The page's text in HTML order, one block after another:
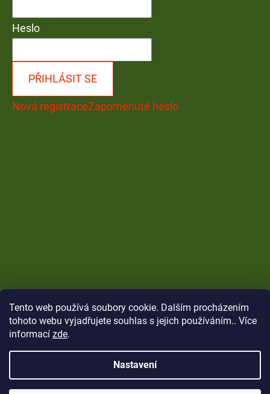
Tento web používá soubory cookie. Dalším procházením
tohoto webu vyjadřujete souhlas s jejich používáním.. Více
informací zde.
Nastavení
Heslo
PŘIHLÁSIT SE
Nová registraceZapomenuté heslo